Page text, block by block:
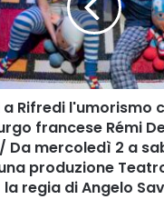
a Rifredi l'umorismo
francese Rémi
mercoledì 2 a
produzione
la regia di Angelo